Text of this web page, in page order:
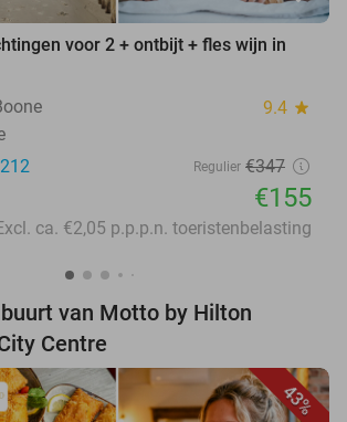
voor 2 + ontbijt + fles wijn in
9.4 star
Regulier €347
€155
ca. €2,05 p.p.p.n. toeristenbelasting
van Motto by Hilton
Centre
43%